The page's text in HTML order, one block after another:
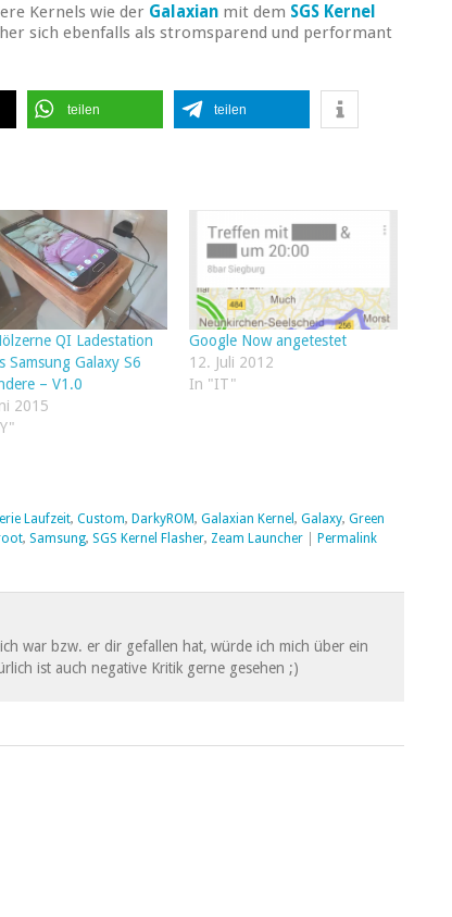
Kernels wie der Galaxian mit dem SGS Kernel
sich ebenfalls als stromsparend und performant
teilen teilen
QI Ladestation
Samsung Galaxy S6
– V1.0
2015
Google Now angetestet
12. Juli 2012
In "IT"
Laufzeit, Custom, DarkyROM, Galaxian Kernel , Galaxy, Green
, Samsung, SGS Kernel Flasher, Zeam Launcher Permalink
war bzw. er dir gefallen hat, würde ich mich über ein
ist auch negative Kritik gerne gesehen ;)